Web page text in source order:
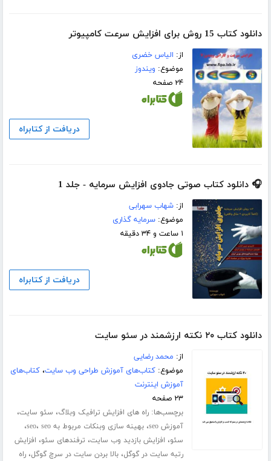
دانلود کتاب 15 روش برای افزایش سرعت کامپیوتر
از: الیاس خضری
موضوع: ویندوز
۲۴ صفحه
دریافت از کتابراه
🎧 دانلود کتاب صوتی جادوی افزایش سرمایه - جلد 1
از:شهاب سهرابی
موضوع:سرمایه گذاری
۱ ساعت و ۳۴ دقیقه
دریافت از کتابراه
دانلود کتاب ۲۰ نکته ارزشمند در سئو سایت
از: محمد رضایی
موضوع:کتاب‌های آموزش طراحی وب سایت،کتاب‌های
آموزش اینترنت
۲۳ صفحه
برچسب‌ها:راه های افزایش ترافیک وبلاگ، سئو سایت،
آموزش seo ،بهینه سازی وبنکات مربوط به seo ، seo ،
سئو، افزایش بازدید وب سایت، ترفندهای سئو، افزایش
رتبه سایت در گوگل،بالا بردن سایت در سرچ گوگل،راه